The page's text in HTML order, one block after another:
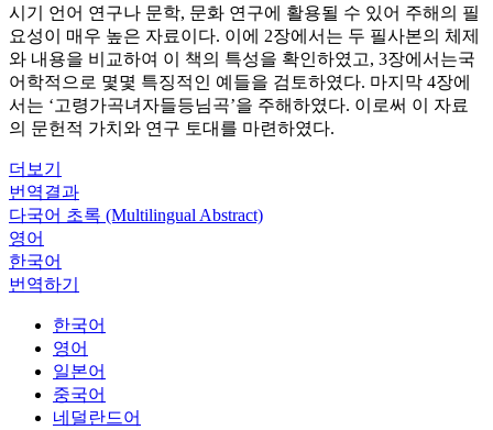
시기 언어 연구나 문학, 문화 연구에 활용될 수 있어 주해의 필
요성이 매우 높은 자료이다. 이에 2장에서는 두 필사본의 체제
와 내용을 비교하여 이 책의 특성을 확인하였고, 3장에서는국
어학적으로 몇몇 특징적인 예들을 검토하였다. 마지막 4장에
서는 ‘고령가곡녀자들등님곡’을 주해하였다. 이로써 이 자료
의 문헌적 가치와 연구 토대를 마련하였다.
더보기
번역결과
다국어 초록 (Multilingual Abstract)
영어
한국어
번역하기
한국어
영어
일본어
중국어
네덜란드어